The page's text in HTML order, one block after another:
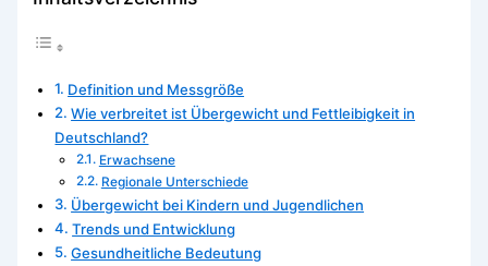
Definition und Messgröße
Wie verbreitet ist Übergewicht und Fettleibigkeit in
Deutschland?
Erwachsene
Regionale Unterschiede
Übergewicht bei Kindern und Jugendlichen
Trends und Entwicklung
Gesundheitliche Bedeutung